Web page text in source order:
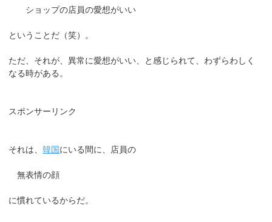
ショップの店員の愛想がいい
ということだ（笑）。
ただ、それが、異常に愛想がいい、と感じられて、わずらわしく
なる時がある。
スポンサーリンク
それは、韓国にいる間に、店員の
無表情の顔
に慣れているからだ。